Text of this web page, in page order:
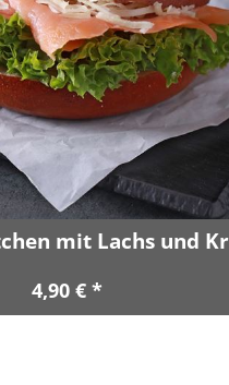
mit Lachs und
4,90 € *